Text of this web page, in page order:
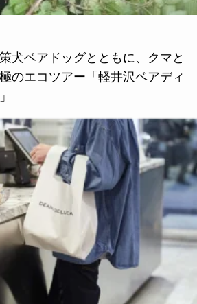
犬ベアドッグとともに、クマと
のエコツアー「軽井沢ベアディ